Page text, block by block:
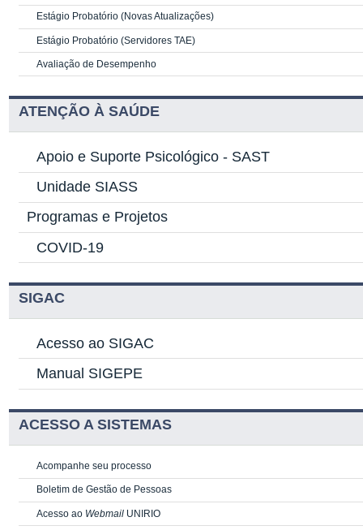
Estágio Probatório (Novas Atualizações)
Estágio Probatório (Servidores TAE)
Avaliação de Desempenho
ATENÇÃO À SAÚDE
Apoio e Suporte Psicológico - SAST
Unidade SIASS
Programas e Projetos
COVID-19
SIGAC
Acesso ao SIGAC
Manual SIGEPE
ACESSO A SISTEMAS
Acompanhe seu processo
Boletim de Gestão de Pessoas
Acesso ao Webmail UNIRIO